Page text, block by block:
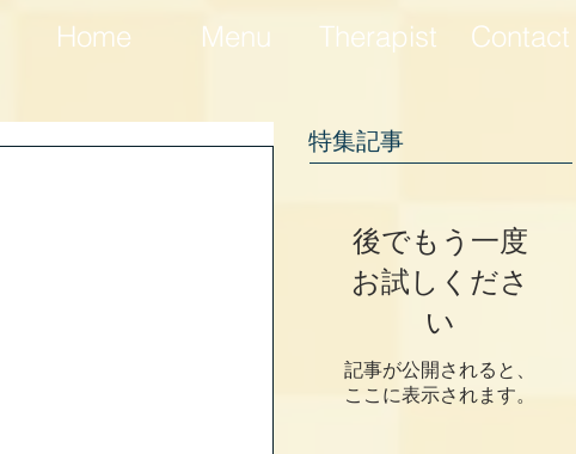
Home Menu Therapist Contact
特集記事
後でもう一度
お試しくださ
い
記事が公開されると、
ここに表示されます。